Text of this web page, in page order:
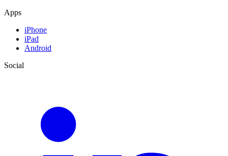
Apps
iPhone
iPad
Android
Social